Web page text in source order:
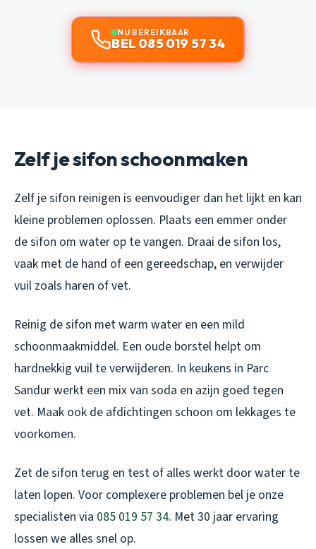
NU BEREIKBAAR
BEL 085 019 57 34
Zelf je sifon schoonmaken
Zelf je sifon reinigen is eenvoudiger dan het lijkt en kan
kleine problemen oplossen. Plaats een emmer onder
de sifon om water op te vangen. Draai de sifon los,
vaak met de hand of een gereedschap, en verwijder
vuil zoals haren of vet.
Reinig de sifon met warm water en een mild
schoonmaakmiddel. Een oude borstel helpt om
hardnekkig vuil te verwijderen. In keukens in Parc
Sandur werkt een mix van soda en azijn goed tegen
vet. Maak ook de afdichtingen schoon om lekkages te
voorkomen.
Zet de sifon terug en test of alles werkt door water te
laten lopen. Voor complexere problemen bel je onze
specialisten via 085 019 57 34. Met 30 jaar ervaring
lossen we alles snel op.